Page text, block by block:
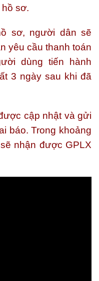
sơ.
sơ, người dân sẽ
yêu cầu thanh toán
dùng tiến hành
3 ngày sau khi đã
cập nhật và gửi
báo. Trong khoảng
nhận được GPLX